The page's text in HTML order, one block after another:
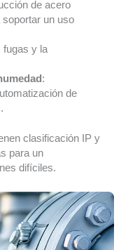
de acero
soportar un uso
fugas y la
:
de
clasificación IP y
para un
difíciles.